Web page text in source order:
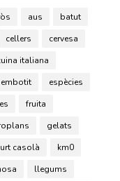
aus
batut
cellers
cervesa
italiana
embotit
espècies
fruita
gelats
casolà
km0
llegums